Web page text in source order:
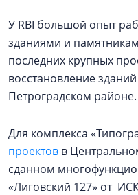
У RBI большой опыт
зданиями и
последних крупных
восстановление зданий
Петроградском районе.
Для комплекса
проектов в
сданном
«Лиговский 127» от